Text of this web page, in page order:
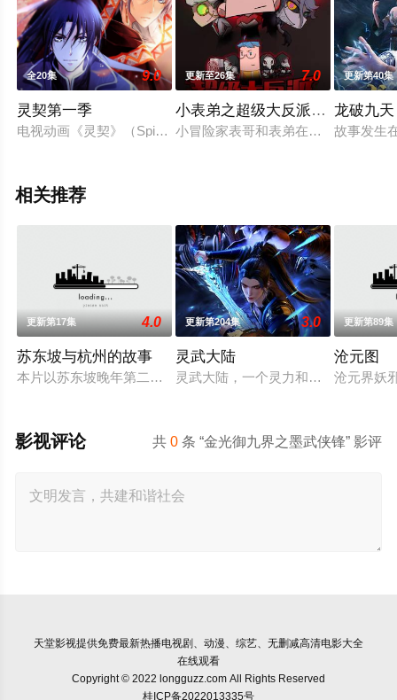
全20集 9.0
灵契第一季
电视动画《灵契》（Spiritpact）改编自瓶子原作的同名网络漫画
更新至26集 7.0
小表弟之超级大反派动态漫
小冒险家表哥和表弟在调查蓝星三大
更新第40集
龙破九天
故事发生
相关推荐
更新第17集 4.0
苏东坡与杭州的故事
本片以苏东坡晚年第二次赴任杭州，与老友佛印（一心想将苏东
更新第204集 3.0
灵武大陆
灵武大陆，一个灵力和武魂并存的世
更新第89集
沧元图
沧元界妖
共0 条 “金光御九界之墨武侠锋” 影评
影视评论
天堂影视提供免费最新热播电视剧、动漫、综艺、无删减高清电影大全
在线观看
Copyright © 2022 longguzz.com All Rights Reserved
桂ICP备2022013335号